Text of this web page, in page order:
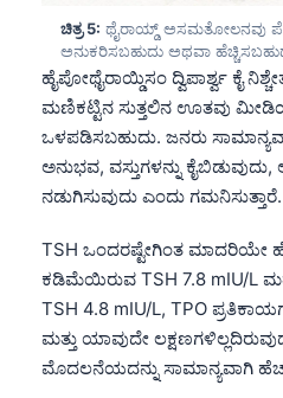
ಚಿತ್ರ 5: ಥೈರಾಯ್ಡ್ ಅಸಮತೋಲನವು
ಅನುಕರಿಸಬಹುದು ಅಥವಾ
ಹೈಪೋಥೈರಾಯ್ಡಿಸಂ ದ್ವಿಪಾರ್ಶ್ವ ಕೈ
ಮಣಿಕಟ್ಟಿನ ಸುತ್ತಲಿನ ಊತವು
ಒಳಪಡಿಸಬಹುದು. ಜನರು
ಅನುಭವ, ವಸ್ತುಗಳನ್ನು
ನಡುಗಿಸುವುದು ಎಂದು ಗಮನಿಸುತ್ತಾರೆ.
TSH ಒಂದರಷ್ಟೇಗಿಂತ ಮಾದರಿಯೇ
ಕಡಿಮೆಯಿರುವ TSH 7.8 mIU/L
TSH 4.8 mIU/L, TPO
ಮತ್ತು ಯಾವುದೇ
ಮೊದಲನೆಯದನ್ನು ಸಾಮಾನ್ಯವಾಗಿ
Frysk
Ślōnskŏ gŏdka
Norsk bokmål